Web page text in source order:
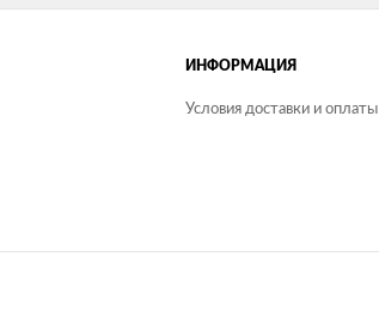
ИНФОРМАЦИЯ
Условия доставки и оплаты